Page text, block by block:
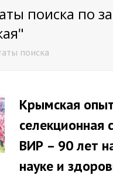
Menu
поиска по
поиска
Крымская
селекционная
ВИР – 90 лет
науке и